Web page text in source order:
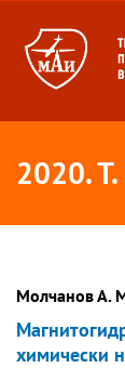
2020.
Молчанов А.
химически